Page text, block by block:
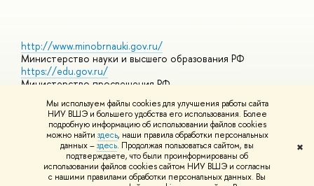
Мы используем файлы cookies для улучшения работы сайта
НИУ ВШЭ и большего удобства его использования. Более
подробную информацию об использовании файлов cookies
можно найти здесь, наши правила обработки персональных
данных –здесь. Продолжая пользоваться сайтом, вы
подтверждаете, что были проинформированы об
использовании файлов cookies сайтом НИУ ВШЭ и согласны
с нашими правилами обработки персональных данных. Вы
✖
http://www.minobrnauki.gov.ru/
Министерство науки и высшего образования РФ
https://edu.gov.ru/
Министерство просвещения РФ
https://elearning.hse.ru/mooc
Массовые открытые онлайн-курсы
© НИУ ВШЭ 1993–2026 Адреса и контактыУсловия
использования материалов Политика конфиденциальности